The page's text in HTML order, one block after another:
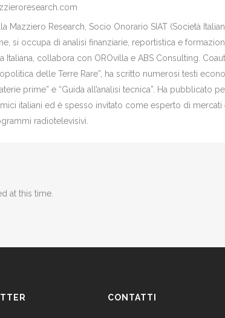
Mazziero Research, Socio Onorario SIAT (Società
si occupa di analisi finanziarie, reportistica e
Italiana, collabora con OROvilla e ABS Consulting.
delle Terre Rare”, ha scritto numerosi testi
prime” e “Guida all’analisi tecnica”. Ha pubblicato
italiani ed è spesso invitato come esperto di mercati
radiotelevisivi.
at this time.
CONTATTI